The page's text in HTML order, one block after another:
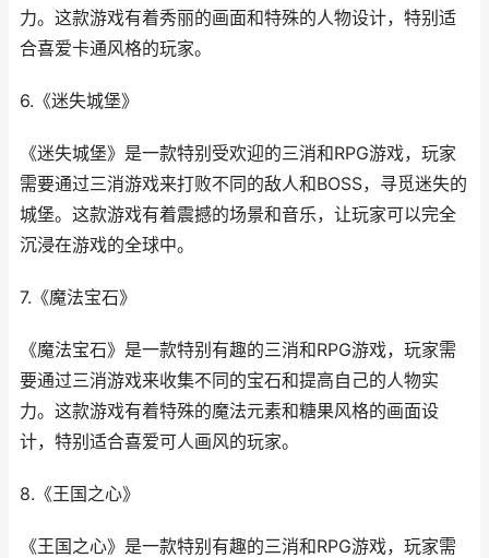
力。这款游戏有着秀丽的画面和特殊的人物设计，特别适
合喜爱卡通风格的玩家。
6.《迷失城堡》
《迷失城堡》是一款特别受欢迎的三消和RPG游戏，玩家
需要通过三消游戏来打败不同的敌人和BOSS，寻觅迷失的
城堡。这款游戏有着震撼的场景和音乐，让玩家可以完全
沉浸在游戏的全球中。
7.《魔法宝石》
《魔法宝石》是一款特别有趣的三消和RPG游戏，玩家需
要通过三消游戏来收集不同的宝石和提高自己的人物实
力。这款游戏有着特殊的魔法元素和糖果风格的画面设
计，特别适合喜爱可人画风的玩家。
8.《王国之心》
《王国之心》是一款特别有趣的三消和RPG游戏，玩家需